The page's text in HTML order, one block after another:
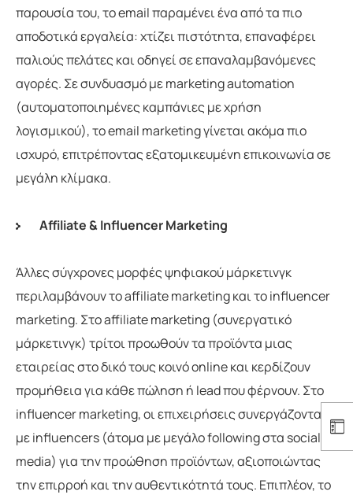
παρουσία του, το email παραμένει ένα από τα πιο
αποδοτικά εργαλεία: χτίζει πιστότητα, επαναφέρει
παλιούς πελάτες και οδηγεί σε επαναλαμβανόμενες
αγορές. Σε συνδυασμό με marketing automation
(αυτοματοποιημένες καμπάνιες με χρήση
λογισμικού), το email marketing γίνεται ακόμα πιο
ισχυρό, επιτρέποντας εξατομικευμένη επικοινωνία σε
μεγάλη κλίμακα.
Affiliate & Influencer Marketing
Άλλες σύγχρονες μορφές ψηφιακού μάρκετινγκ
περιλαμβάνουν το affiliate marketing και το influencer
marketing. Στο affiliate marketing (συνεργατικό
μάρκετινγκ) τρίτοι προωθούν τα προϊόντα μιας
εταιρείας στο δικό τους κοινό online και κερδίζουν
προμήθεια για κάθε πώληση ή lead που φέρνουν. Στο
influencer marketing, οι επιχειρήσεις συνεργάζονται
με influencers (άτομα με μεγάλο following στα social
media) για την προώθηση προϊόντων, αξιοποιώντας
την επιρροή και την αυθεντικότητά τους. Επιπλέον, το